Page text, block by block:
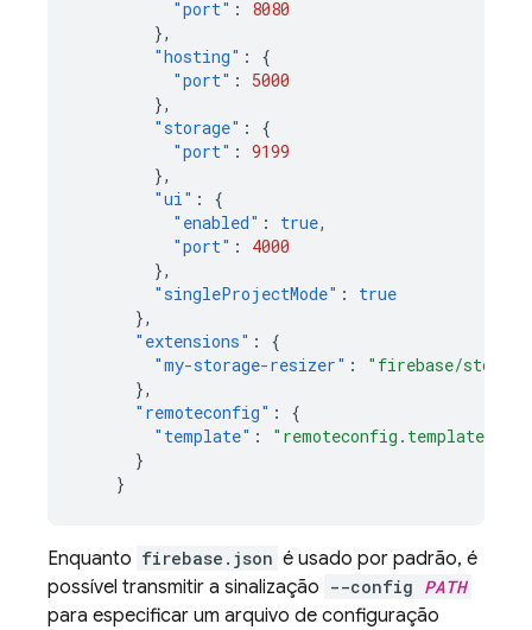
"port" :
8080
},
"hosting" :
{
"port" :
5000
},
"storage" :
{
"port" : 9199
},
"ui" :
{
"enabled" : true,
"port" :
4000
},
"singleProjectMode" :
true
},
"extensions" :
{
"my-storage-resizer" :
"firebase/
},
"remoteconfig" :
{
"template" :
}
}
Enquanto firebase.json é usado por padrão, é
possível transmitir a sinalização --config PATH
para especificar um arquivo de configuração